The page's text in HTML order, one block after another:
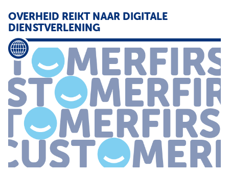
OVERHEID REIKT NAAR DIGITALE
DIENSTVERLENING